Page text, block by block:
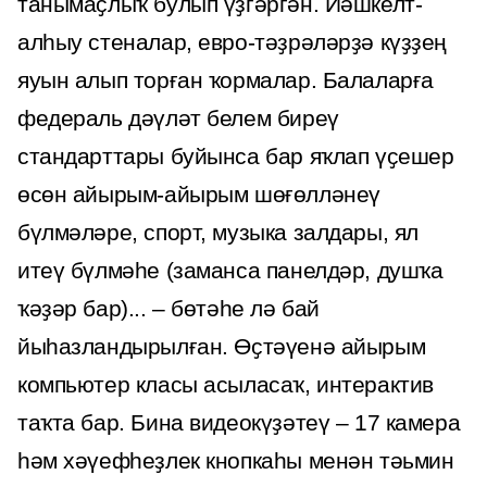
алһыу стеналар, евро-тәҙрәләрҙә күҙҙең
яуын алып торған ҡормалар. Балаларға
федераль дәүләт белем биреү
стандарттары буйынса бар яҡлап үҫешер
өсөн айырым-айырым шөғөлләнеү
бүлмәләре, спорт, музыка залдары, ял
итеү бүлмәһе (заманса панелдәр, душҡа
ҡәҙәр бар)... – бөтәһе лә бай
йыһазландырылған. Өҫтәүенә айырым
компьютер класы асыласаҡ, интерактив
таҡта бар. Бина видеокүҙәтеү – 17 камера
һәм хәүефһеҙлек кнопкаһы менән тәьмин